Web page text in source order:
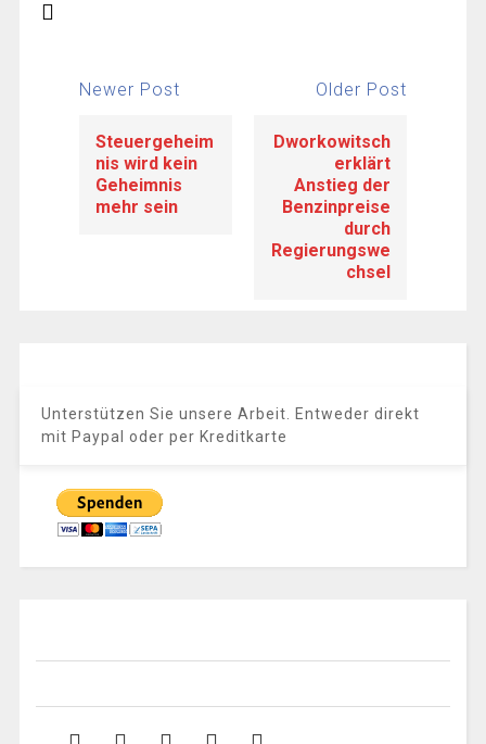
Newer Post
Steuergeheim
nis wird kein
Geheimnis
mehr sein
Older Post
Dworkowitsch
erklärt
Anstieg der
Benzinpreise
durch
Regierungswe
chsel
Unterstützen Sie unsere Arbeit. Entweder direkt
mit Paypal oder per Kreditkarte